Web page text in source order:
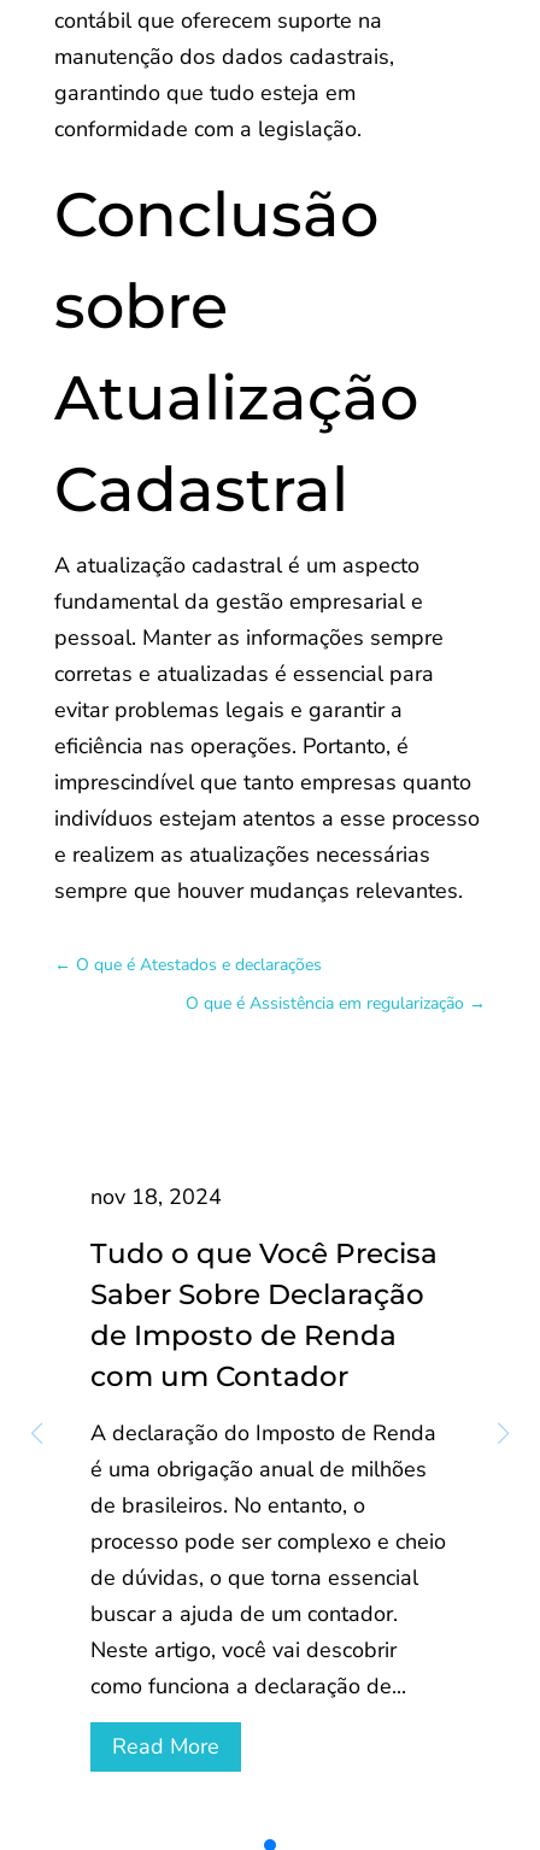
contábil que oferecem suporte na
manutenção dos dados cadastrais,
garantindo que tudo esteja em
conformidade com a legislação.
Conclusão
sobre
Atualização
Cadastral
A atualização cadastral é um aspecto
fundamental da gestão empresarial e
pessoal. Manter as informações sempre
corretas e atualizadas é essencial para
evitar problemas legais e garantir a
eficiência nas operações. Portanto, é
imprescindível que tanto empresas quanto
indivíduos estejam atentos a esse processo
e realizem as atualizações necessárias
sempre que houver mudanças relevantes.
← O que é Atestados e declarações
O que é Assistência em regularização →
nov 18, 2024
Tudo o que Você Precisa
Saber Sobre Declaração
de Imposto de Renda
com um Contador
A declaração do Imposto de Renda
é uma obrigação anual de milhões
de brasileiros. No entanto, o
processo pode ser complexo e cheio
de dúvidas, o que torna essencial
buscar a ajuda de um contador.
Neste artigo, você vai descobrir
como funciona a declaração de...
Read More